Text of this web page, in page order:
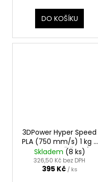
DO KOŠÍKU
3DPower Hyper Speed
PLA (750 mm/s) 1 kg -
JANTAROVĚ ŽLUTÁ
(AMBER YELLOW)
Skladem (8 ks)
326,50 Kč bez DPH
395 Kč / ks